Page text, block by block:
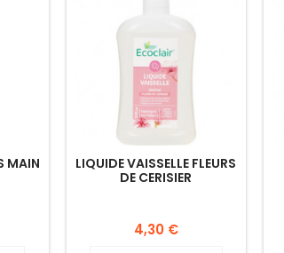
MAIN
LIQUIDE VAISSELLE FLEURS
DE CERISIER
4,30 €